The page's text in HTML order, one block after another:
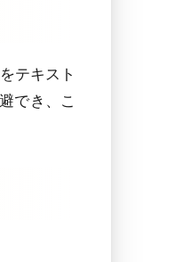
テキスト
でき、こ